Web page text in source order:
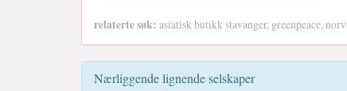
relaterte søk: asiatisk butikk stavanger, greenpeace,
Nærliggende lignende selskaper